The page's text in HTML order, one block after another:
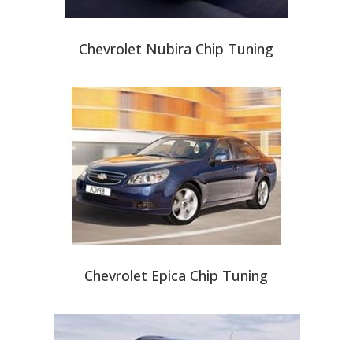
Chevrolet Nubira Chip Tuning
Chevrolet Epica Chip Tuning